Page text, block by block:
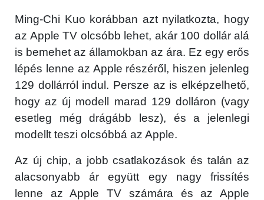
Ming-Chi Kuo korábban azt nyilatkozta, hogy
az Apple TV olcsóbb lehet, akár 100 dollár alá
is bemehet az államokban az ára. Ez egy erős
lépés lenne az Apple részéről, hiszen jelenleg
129 dollárról indul. Persze az is elképzelhető,
hogy az új modell marad 129 dolláron (vagy
esetleg még drágább lesz), és a jelenlegi
modellt teszi olcsóbbá az Apple.
Az új chip, a jobb csatlakozások és talán az
alacsonyabb ár együtt egy nagy frissítés
lenne az Apple TV számára és az Apple